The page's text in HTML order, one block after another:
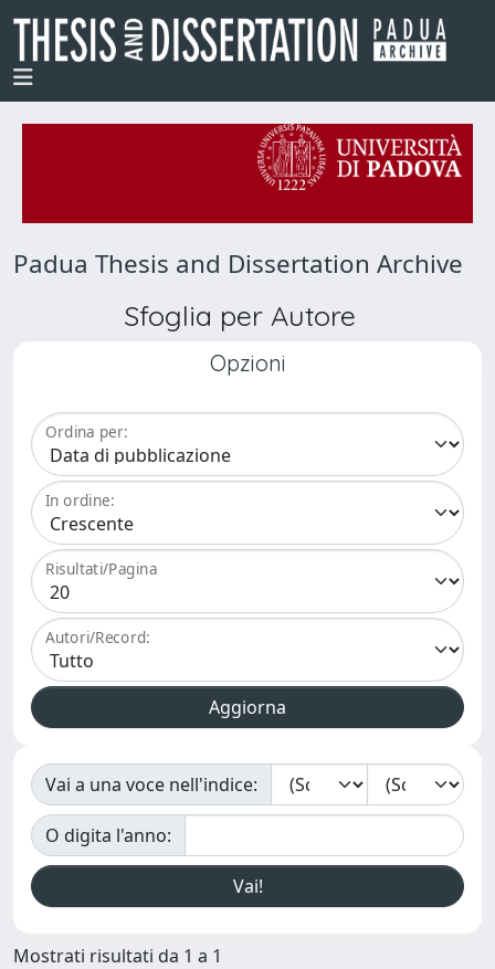
Padua Thesis and Dissertation Archive
Sfoglia per Autore
Opzioni
Ordina per:
In ordine:
Risultati/Pagina
Autori/Record:
Vai a una voce nell'indice:
O digita l'anno:
Mostrati risultati da 1 a 1